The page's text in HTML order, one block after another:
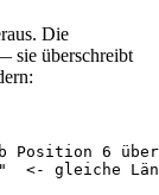
Die
sie überschreibt
6